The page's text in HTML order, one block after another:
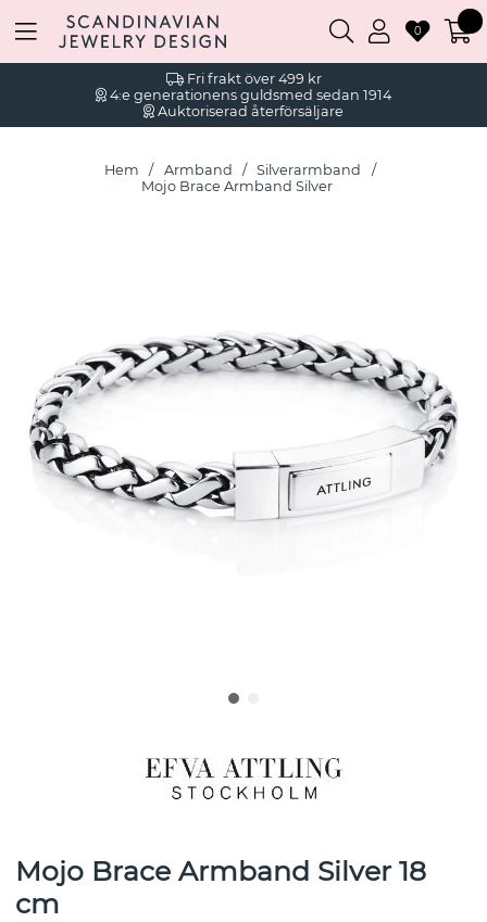
Fri frakt över 499 kr
4:e generationens guldsmed sedan 1914
Auktoriserad återförsäljare
0
Hem Armband
Silverarmband
Mojo Brace Armband Silver
Mojo Brace Armband Silver 18
cm